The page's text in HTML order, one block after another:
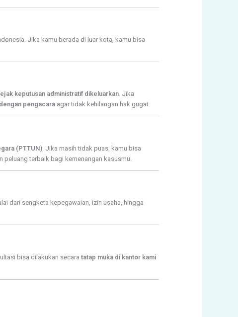
Jika kamu berada di luar kota, kamu bisa
keputusan administratif dikeluarkan. Jika
pengacaraagar tidak kehilangan hak gugat.
(PTTUN). Jika masih tidak puas, kamu bisa
peluang terbaik bagi kemenangan kasusmu.
dari sengketa kepegawaian, izin usaha, hingga
bisa dilakukan secara tatap muka di kantor kami